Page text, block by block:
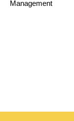
Management